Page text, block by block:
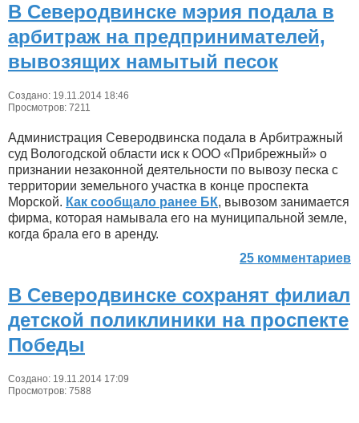
В Северодвинске мэрия подала в
арбитраж на предпринимателей,
вывозящих намытый песок
Создано: 19.11.2014 18:46
Просмотров: 7211
Администрация Северодвинска подала в Арбитражный
суд Вологодской области иск к ООО «Прибрежный» о
признании незаконной деятельности по вывозу песка с
территории земельного участка в конце проспекта
Морской. Как сообщало ранее БК, вывозом занимается
фирма, которая намывала его на муниципальной земле,
когда брала его в аренду.
25 комментариев
В Северодвинске сохранят филиал
детской поликлиники на проспекте
Победы
Создано: 19.11.2014 17:09
Просмотров: 7588